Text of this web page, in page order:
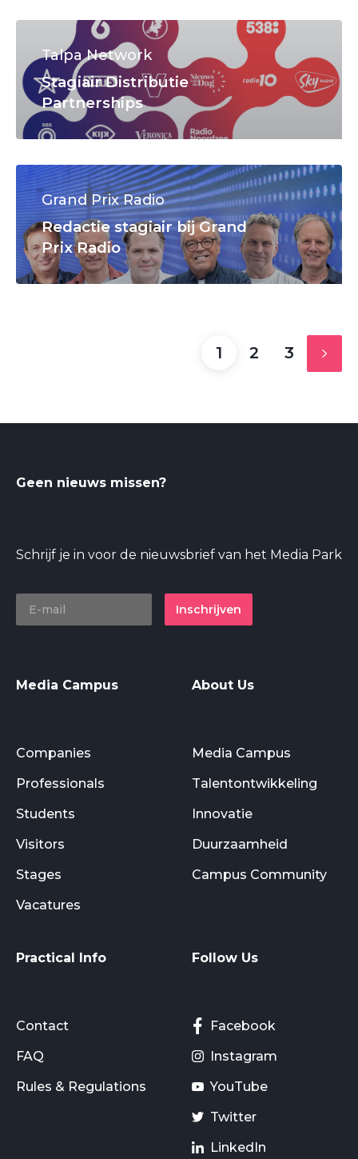
Talpa Network
Stagiair Distributie
Partnerships
Grand Prix Radio
Redactie stagiair bij Grand
Prix Radio
1 2 3
Geen nieuws missen?
Schrijf je in voor de nieuwsbrief van het Media Park
Inschrijven
Media Campus
Companies
Professionals
Students
Visitors
Stages
Vacatures
About Us
Media Campus
Talentontwikkeling
Innovatie
Duurzaamheid
Campus Community
Practical Info
Contact
FAQ
Rules & Regulations
Follow Us
Facebook
Instagram
YouTube
Twitter
LinkedIn